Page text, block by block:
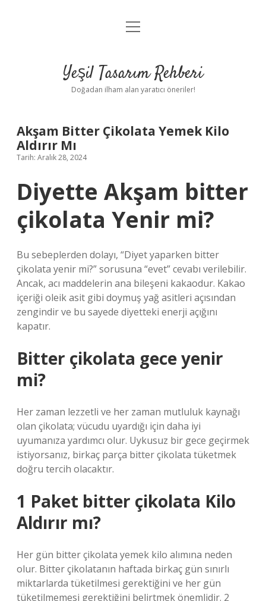
Anasayfa
Yasal Uyarı
menüyü
Yeşil Tasarım Rehberi
Doğadan ilham alan yaratıcı öneriler!
Akşam Bitter Çikolata Yemek Kilo
Aldırır Mı
Tarih: Aralık 28, 2024
Diyette Akşam bitter
çikolata Yenir mi?
Bu sebeplerden dolayı, “Diyet yaparken bitter
çikolata yenir mi?” sorusuna “evet” cevabı verilebilir.
Ancak, acı maddelerin ana bileşeni kakaodur. Kakao
içeriği oleik asit gibi doymuş yağ asitleri açısından
zengindir ve bu sayede diyetteki enerji açığını
kapatır.
Bitter çikolata gece yenir
mi?
Her zaman lezzetli ve her zaman mutluluk kaynağı
olan çikolata; vücudu uyardığı için daha iyi
uyumanıza yardımcı olur. Uykusuz bir gece geçirmek
istiyorsanız, birkaç parça bitter çikolata tüketmek
doğru tercih olacaktır.
1 Paket bitter çikolata Kilo
Aldırır mı?
Her gün bitter çikolata yemek kilo alımına neden
olur. Bitter çikolatanın haftada birkaç gün sınırlı
miktarlarda tüketilmesi gerektiğini ve her gün
tüketilmemesi gerektiğini belirtmek önemlidir. 2